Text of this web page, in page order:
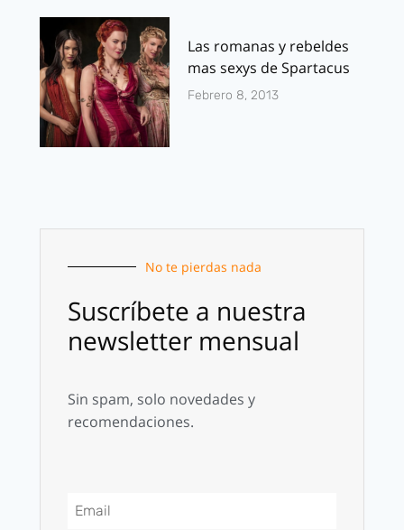
Las romanas y rebeldes
mas sexys de Spartacus
Febrero 8, 2013
No te pierdas nada
Suscríbete a nuestra
newsletter mensual
Sin spam, solo novedades y
recomendaciones.